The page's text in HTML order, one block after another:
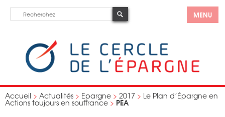
MENU
Accueil > Actualités > Epargne > 2017 > Le Plan d’Épargne en
Actions toujours en souffrance > PEA